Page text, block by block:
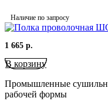
Наличие по запросу
1 665 р.
В корзину
Промышленные
рабочей формы